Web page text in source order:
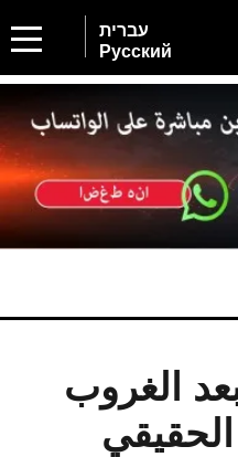
עברית
Русский
الغروب